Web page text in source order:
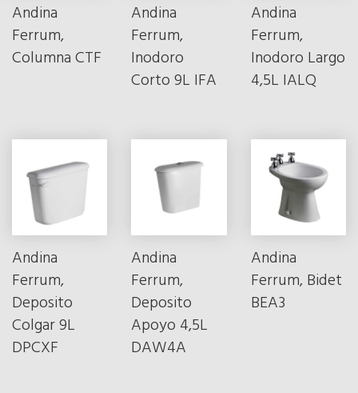
Andina
Ferrum,
Columna CTF
Andina
Ferrum,
Inodoro
Corto 9L IFA
Andina
Ferrum,
Inodoro Largo
4,5L IALQ
Andina
Ferrum,
Deposito
Colgar 9L
DPCXF
Andina
Ferrum,
Deposito
Apoyo 4,5L
DAW4A
Andina
Ferrum, Bidet
BEA3